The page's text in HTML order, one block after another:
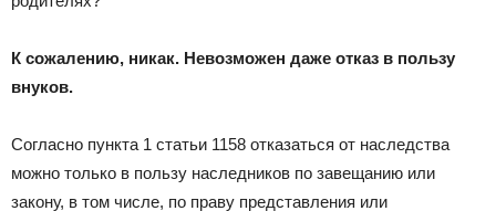
К сожалению, никак. Невозможен даже отказ в пользу
внуков.
Согласно пункта 1 статьи 1158 отказаться от наследства
можно только в пользу наследников по завещанию или
закону, в том числе, по праву представления или